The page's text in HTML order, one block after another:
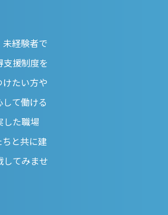
経験者で
援制度を
たい方や
て働ける
した職場
と共に建
してみませ